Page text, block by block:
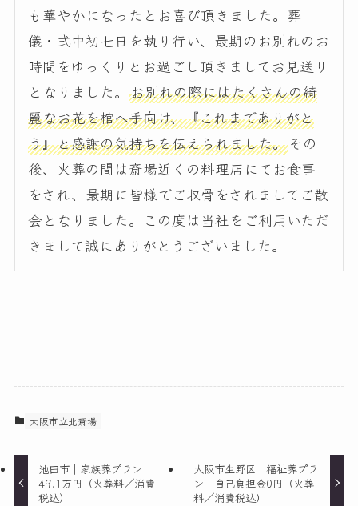
も華やかになったとお喜び頂きました。葬
儀・式中初七日を執り行い、最期のお別れのお
時間をゆっくりとお過ごし頂きましてお見送り
となりました。お別れの際にはたくさんの綺
麗なお花を棺へ手向け、『これまでありがと
う』と感謝の気持ちを伝えられました。その
後、火葬の間は斎場近くの料理店にてお食事
をされ、最期に皆様でご収骨をされましてご散
会となりました。この度は当社をご利用いただ
きまして誠にありがとうございました。
大阪市立北斎場
池田市｜家族葬プラン
49.1万円（火葬料／消費
税込）
大阪市生野区｜福祉葬プラ
ン 自己負担金0円（火葬
料／消費税込）